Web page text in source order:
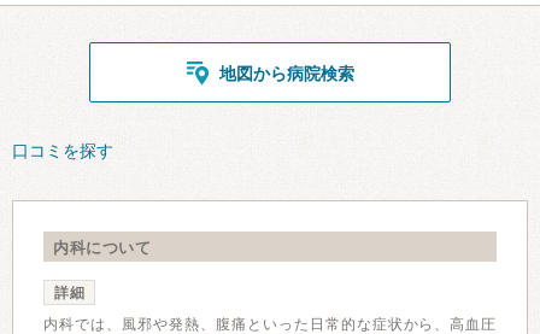
地図から病院検索
口コミを探す
内科について
詳細
内科では、風邪や発熱、腹痛といった日常的な症状から、高血圧